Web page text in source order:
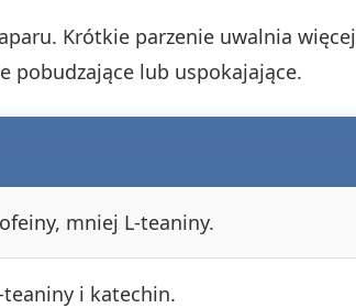
Krótkie parzenie uwalnia więcej
pobudzające lub uspokajające.
mniej L-teaniny.
teaniny i katechin.